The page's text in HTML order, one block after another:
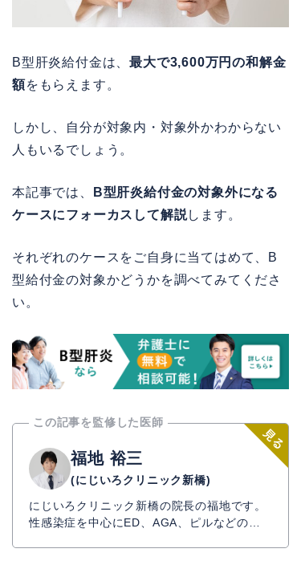
B型肝炎給付金は、最大で3,600万円の和解金
額をもらえます。
しかし、自分が対象内・対象外かわからない
人もいるでしょう。
本記事では、
B型肝炎給付金の対象外になる
ケースにフォーカスして解説します。
それぞれのケースをご自身に当てはめて、B
型給付金の対象かどうかを調べてみてくださ
い。
この記事を監修した医師
福地 裕三
(にじいろクリニック新橋)
にじいろクリニック新橋の院長の福地です。
性感染症を中心にED、AGA、ピルなどの処